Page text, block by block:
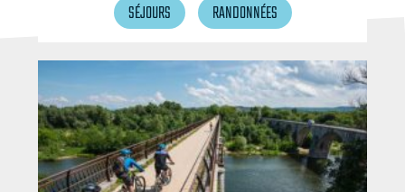
SÉJOURS RANDONNÉES